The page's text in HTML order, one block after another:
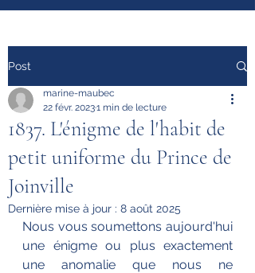
Post
1837. L'énigme de l'habit de
petit uniforme du Prince de
Joinville
marine-maubec
22 févr. 20231 min de lecture
Dernière mise à jour : 8 août 2025
Nous vous soumettons aujourd'hui
une énigme ou plus exactement
une anomalie que nous ne